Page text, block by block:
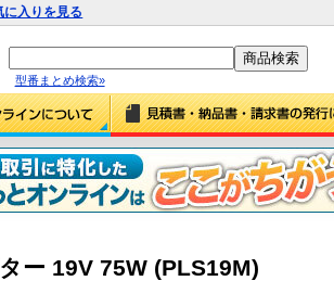
に入りを見る
型番まとめ検索»
ー 19V 75W (PLS19M)